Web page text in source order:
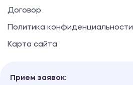
Договор
Политика конфиденциальности
Карта сайта
Прием заявок: